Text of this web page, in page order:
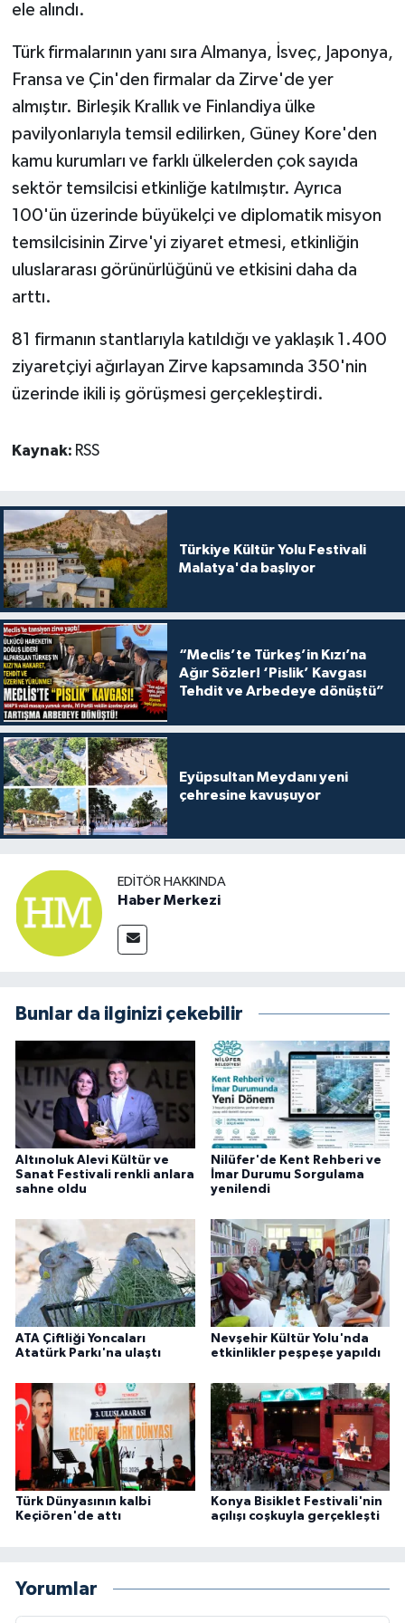
ele alındı.
Türk firmalarının yanı sıra Almanya, İsveç, Japonya,
Fransa ve Çin'den firmalar da Zirve'de yer
almıştır. Birleşik Krallık ve Finlandiya ülke
pavilyonlarıyla temsil edilirken, Güney Kore'den
kamu kurumları ve farklı ülkelerden çok sayıda
sektör temsilcisi etkinliğe katılmıştır. Ayrıca
100'ün üzerinde büyükelçi ve diplomatik misyon
temsilcisinin Zirve'yi ziyaret etmesi, etkinliğin
uluslararası görünürlüğünü ve etkisini daha da
arttı.
81 firmanın stantlarıyla katıldığı ve yaklaşık 1.400
ziyaretçiyi ağırlayan Zirve kapsamında 350'nin
üzerinde ikili iş görüşmesi gerçekleştirdi.
Kaynak: RSS
Türkiye Kültür Yolu Festivali
Malatya'da başlıyor
“Meclis’te Türkeş’in Kızı’na
Ağır Sözler! ‘Pislik’ Kavgası
Tehdit ve Arbedeye dönüştü”
Eyüpsultan Meydanı yeni
çehresine kavuşuyor
EDITÖR HAKKINDA
Haber Merkezi
Bunlar da ilginizi çekebilir
Altınoluk Alevi Kültür ve
Sanat Festivali renkli anlara
sahne oldu
Nilüfer'de Kent Rehberi ve
İmar Durumu Sorgulama
yenilendi
ATA Çiftliği Yoncaları
Atatürk Parkı'na ulaştı
Nevşehir Kültür Yolu'nda
etkinlikler peşpeşe yapıldı
Türk Dünyasının kalbi
Keçiören'de attı
Konya Bisiklet Festivali'nin
açılışı coşkuyla gerçekleşti
Yorumlar